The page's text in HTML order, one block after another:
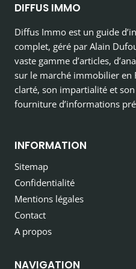
DIFFUS IMMO
Diffus Immo est un guide
complet, géré par Alain
vaste gamme d’articles,
sur le marché immobilier en
clarté, son impartialité et
fourniture d’informations
INFORMATION
Sitemap
Confidentialité
Mentions légales
Contact
A propos
NAVIGATION